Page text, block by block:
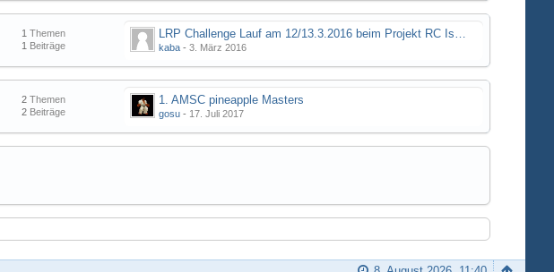
Themen
1
Beiträge
1
LRP Challenge Lauf am 12/13.3.2016 beim Projekt RC Iserlohn
kaba- 3. März 2016
Themen
2
Beiträge
2
1. AMSC pineapple Masters
gosu- 17. Juli 2017